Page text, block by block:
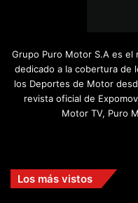
Grupo Puro Motor S.A es el
dedicado a la cobertura de
los Deportes de Motor
revista oficial de
Motor TV, Puro
Los más vistos